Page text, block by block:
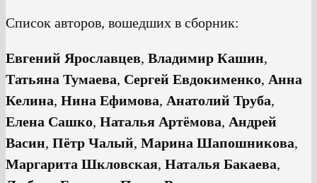
Список авторов, вошедших в сборник:
Евгений Ярославцев, Владимир Кашин,
Татьяна Тумаева, Сергей Евдокименко, Анна
Келина, Нина Ефимова, Анатолий Труба,
Елена Сашко, Наталья Артёмова, Андрей
Васин, Пётр Чалый, Марина Шапошникова,
Маргарита Шкловская, Наталья Бакаева,